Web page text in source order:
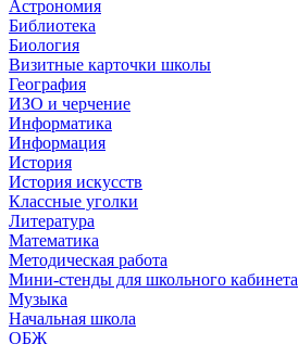
Астрономия
Библиотека
Биология
Визитные карточки школы
География
ИЗО и черчение
Информатика
Информация
История
История искусств
Классные уголки
Литература
Математика
Методическая работа
Мини-стенды для школьного кабинета
Музыка
Начальная школа
ОБЖ